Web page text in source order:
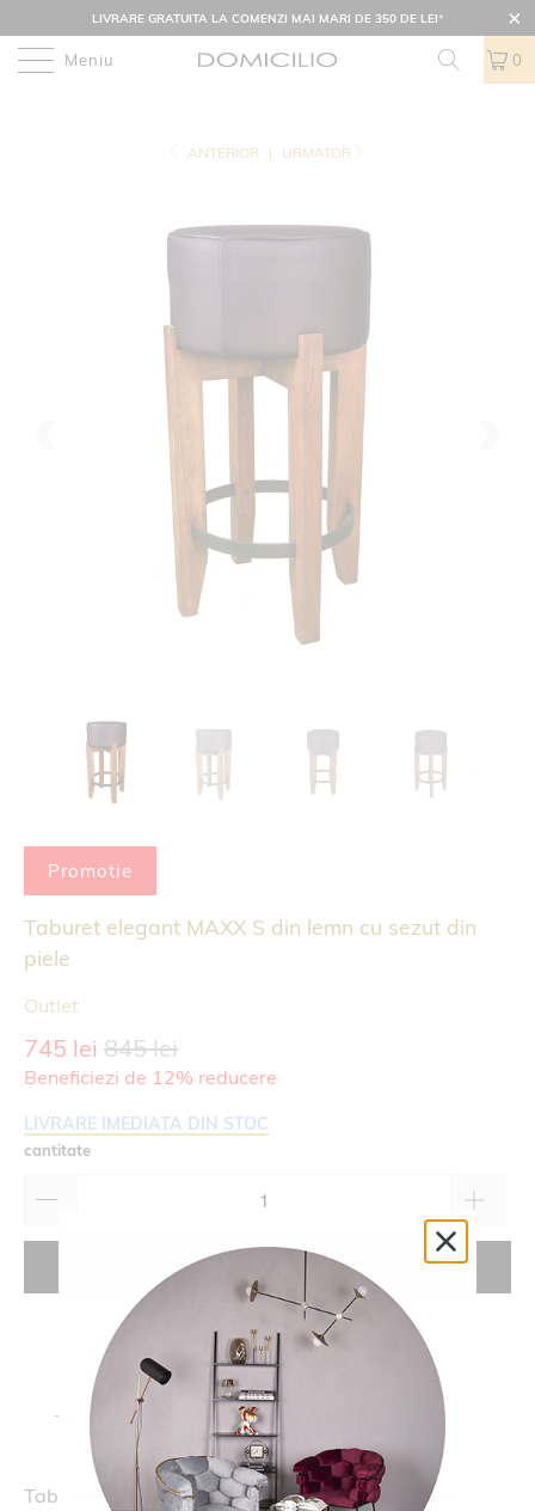
LIVRARE GRATUITA LA COMENZI MAI MARI DE 350 DE LEI*
Meniu 0
ANTERIOR | URMATOR
Promotie
Taburet elegant MAXX S din lemn cu sezut din
piele
Outlet
745 lei 845 lei
Beneficiezi de 12% reducere
LIVRARE IMEDIATA DIN STOC
cantitate
adaugă în coș
SUPORT
TELEFONIC
RETUR
14 ZILE
Taburet clasic potrivit in orice spatiu. Combinatia